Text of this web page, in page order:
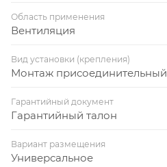
Область применения
Вентиляция
Вид установки (крепления)
Монтаж присоединительный
Гарантийный документ
Гарантийный талон
Вариант размещения
Универсальное